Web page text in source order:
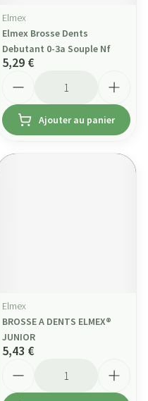
Elmex
Elmex Brosse Dents
Debutant 0-3a Souple Nf
5,29 €
Ajouter au panier
Elmex
BROSSE A DENTS ELMEX®
JUNIOR
5,43 €